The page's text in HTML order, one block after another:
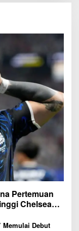
Pertemuan
Chelsea
Memulai Debut